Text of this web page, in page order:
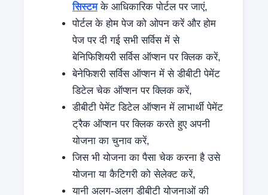
सिस्टमके आधिकारिक पोर्टल पर जाएं,
पोर्टल के होम पेज को ओपन करें और होम
पेज पर दी गई सभी सर्विस में से
बेनिफिशियरी सर्विस ऑप्शन पर क्लिक करें,
बेनेफिशरी सर्विस ऑप्शन में से डीबीटी पेमेंट
डिटेल चेक ऑप्शन पर क्लिक करें,
डीबीटी पेमेंट डिटेल ऑप्शन में लाभार्थी पेमेंट
ट्रैक ऑप्शन पर क्लिक करते हुए अपनी
योजना का चुनाव करें,
जिस भी योजना का पैसा चेक करना है उसे
योजना या कैटिगरी को सेलेक्ट करें,
यानी अलग-अलग डीबीटी योजनाओं की